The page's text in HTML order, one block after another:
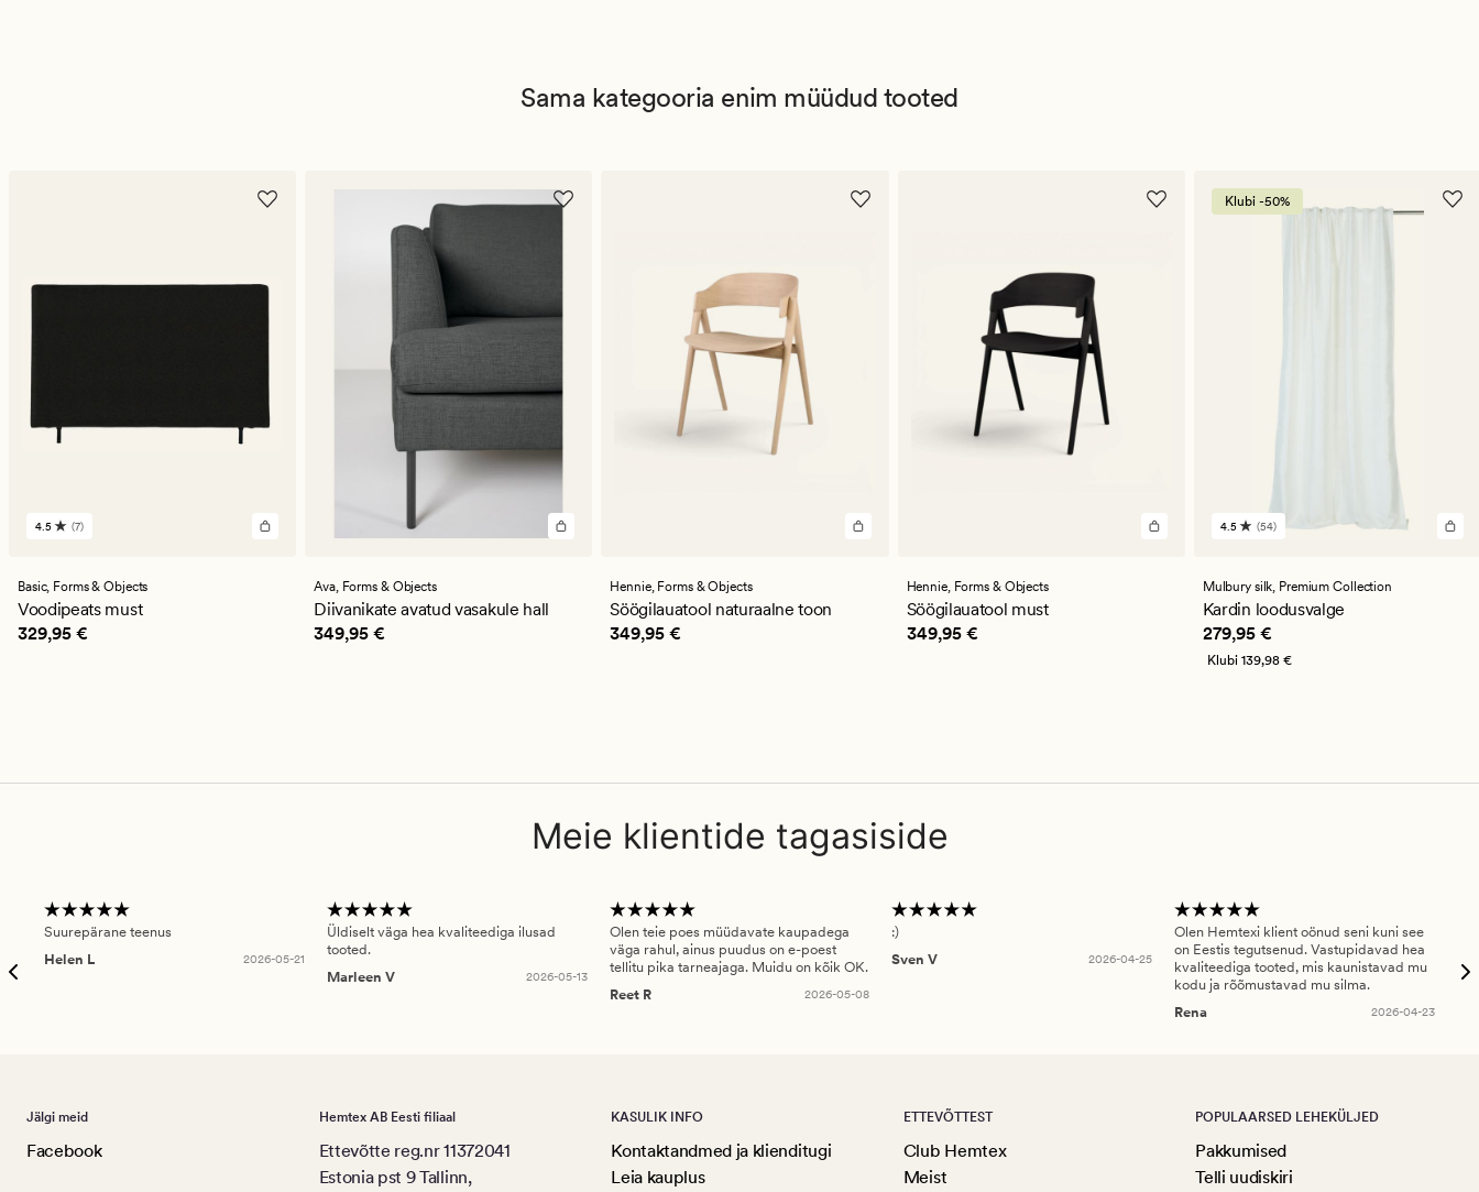
Sama kategooria enim müüdud tooted
7
hinnanguga
4.5
4.5 (7)
Basic, Forms & Objects
Voodipeats must
Pris_ee 329,95 €
329,95 €
Ava, Forms & Objects
Diivanikate avatud vasakule hall
Pris_ee 349,95 €
349,95 €
Hennie, Forms & Objects
Söögilauatool naturaalne toon
Pris_ee 349,95 €
349,95 €
Hennie, Forms & Objects
Söögilauatool must
Pris_ee 349,95 €
349,95 €
Klubi -50%
54
hinnanguga
4.5
4.5 (54)
Mulbury silk, Premium Collection
Kardin loodusvalge
Pris_ee 279,95 €
279,95 €
Klubi 139,98 €
Meie klientide tagasiside
Suurepärane teenus
Helen L
2026-05-21
Üldiselt väga hea kvaliteediga ilusad
tooted.
Marleen V
2026-05-13
Olen teie poes müüdavate kaupadega
väga rahul, ainus puudus on e-poest
tellitu pika tarneajaga. Muidu on kõik OK.
Reet R
2026-05-08
:)
Sven V
2026-04-25
Olen Hemtexi klient oönud seni kuni see
on Eestis tegutsenud. Vastupidavad hea
kvaliteediga tooted, mis kaunistavad mu
kodu ja rõõmustavad mu silma.
Rena
2026-04-23
Jälgi meid
Facebook
Hemtex AB Eesti filiaal
Ettevõtte reg.nr 11372041
Estonia pst 9 Tallinn,
KASULIK INFO
Kontaktandmed ja klienditugi
Leia kauplus
ETTEVÕTTEST
Club Hemtex
Meist
POPULAARSED LEHEKÜLJED
Pakkumised
Telli uudiskiri